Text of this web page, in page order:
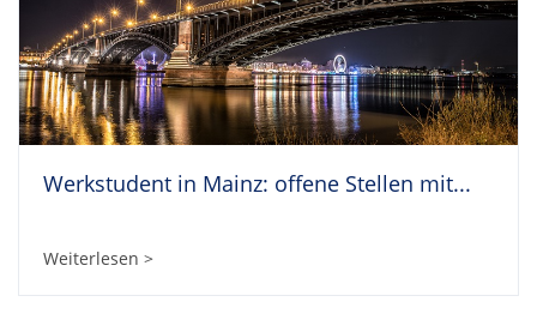
Werkstudent in Mainz: offene Stellen mit...
Weiterlesen >